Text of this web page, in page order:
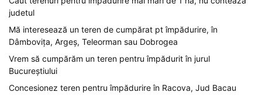
judetul
Mă interesează un teren de cumpărat pt împădurire, în
Dâmbovița, Argeș, Teleorman sau Dobrogea
Vrem să cumpărăm un teren pentru împădurit în jurul
Bucureștiului
Concesionez teren pentru împădurire în Racova, Jud Bacau